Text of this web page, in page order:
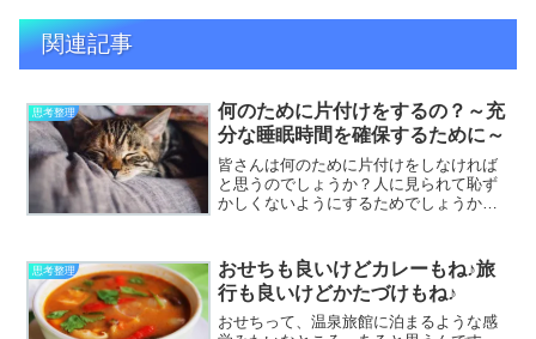
関連記事
思考整理
何のために片付けをするの？～充
分な睡眠時間を確保するために～
皆さんは何のために片付けをしなければ
と思うのでしょうか？人に見られて恥ず
かしくないようにするためでしょうか？
事をしたいと思っているかと言います
と、自分が好きで得意な分野...
思考整理
おせちも良いけどカレーもね♪旅
行も良いけどかたづけもね♪
おせちって、温泉旅館に泊まるような感